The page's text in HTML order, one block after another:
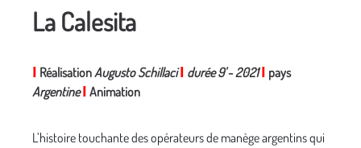
La Calesita
RéalisationAugusto Schillaci durée 9'-2021 pays
Argentine Animation
L’histoire touchante des opérateurs de manège argentins qui